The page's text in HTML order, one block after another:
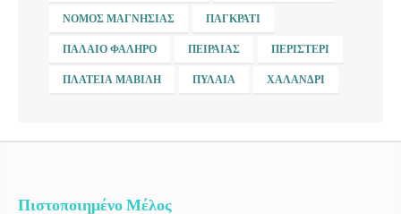
ΝΟΜΌΣ ΜΑΓΝΗΣΊΑΣ ΠΑΓΚΡΆΤΙ
ΠΑΛΑΙΌ ΦΆΛΗΡΟ ΠΕΙΡΑΙΆΣ ΠΕΡΙΣΤΈΡΙ
ΠΛΑΤΕΊΑ ΜΑΒΊΛΗ ΠΥΛΑΊΑ ΧΑΛΆΝΔΡΙ
Πιστοποιημένο Μέλος